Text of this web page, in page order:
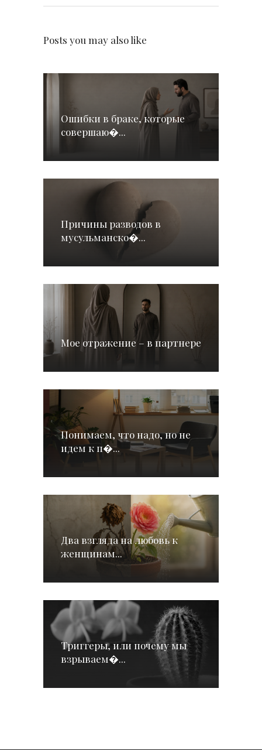
Posts you may also like
Ошибки в браке, которые
совершаю�...
Причины разводов в
мусульманско�...
Мое отражение – в партнере
Понимаем, что надо, но не
идем к п�...
Два взгляда на любовь к
женщинам...
Триггеры, или почему мы
взрываем�...